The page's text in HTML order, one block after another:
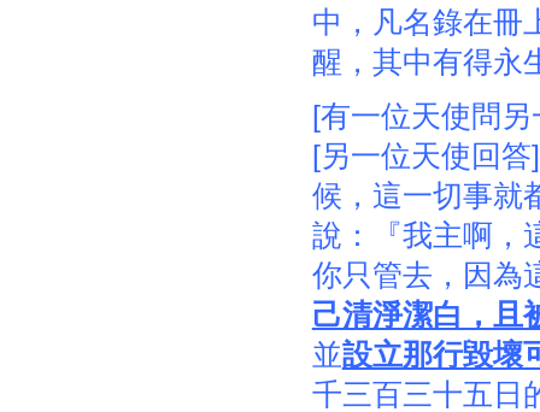
中，凡名錄在冊
醒，其中有得永
[有一位天使問
[另一位天使回
候，這一切事就
說：『我主啊，
你只管去，因為
己清淨潔白，且
並設立那行毀壞
千三百三十五日